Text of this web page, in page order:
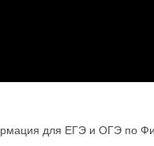
для ЕГЭ и ОГЭ по